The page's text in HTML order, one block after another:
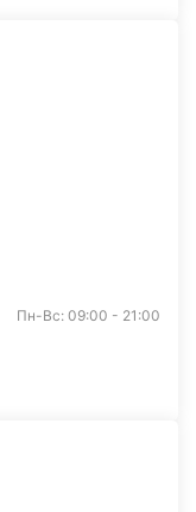
Пн-Вс: 09:00 - 21:00